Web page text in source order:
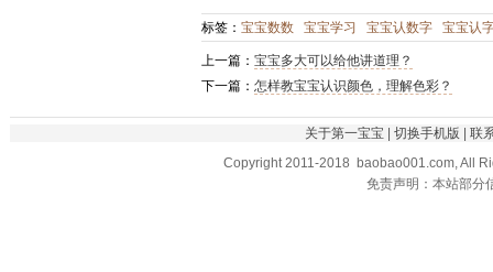
标签： 宝宝数数 宝宝学习 宝宝认数字 宝宝认
上一篇： 宝宝多大可以给他讲道理？
下一篇： 怎样教宝宝认识颜色，理解色彩？
关于第一宝宝 | 切换手机版 | 联
Copyright 2011-2018 baobao001.com, All
免责声明：本站部分